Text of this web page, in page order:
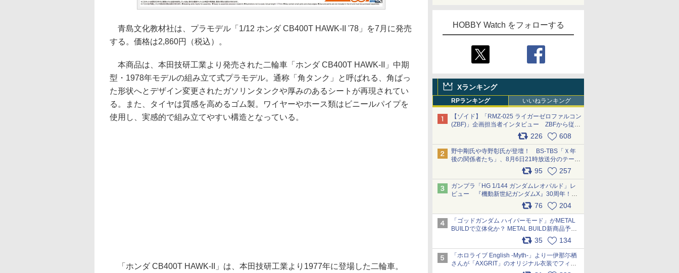
HOBBY Watch をフォローする
Xランキング
RPランキング いいねランキング
【ゾイド】「RMZ-025 ライガーゼロファルコン
(ZBF)」企画担当者インタビュー ZBFから従来
デザインまで再現可能なボリューム満点のキッ
ト pic.x.com/6zOqQAQKkX
226 608
野中剛氏や寺野彰氏が登壇！ BS-TBS「Ｘ年
後の関係者たち」、8月6日21時放送分のテーマ
は「超合金」！ pic.x.com/uWyt1uyuFm
95 257
ガンプラ「HG 1/144 ガンダムレオパルド」レ
ビュー 『機動新世紀ガンダムX』30周年！イ
ンナーアームガトリングの変形機構まで再現し
最新フォーマットでキット化！
pic.x.com/nszPIDTpbg
76 204
「ゴッドガンダム ハイパーモード」がMETAL
BUILDで立体化か？ METAL BUILD新商品予告
が公開 pic.x.com/HIcLLIM3ar35 134
「ホロライブ English -Myth-」より一伊那尓栖
さんが「AXGRIT」のオリジナル衣装でフィギ
ュア化 pic.x.com/YMGhdIAzNa
青島文化教材社は、プラモデル「1/12 ホンダ CB400T HAWK-II '78」を7月に発売
する。価格は2,860円（税込）。
本商品は、本田技研工業より発売された二輪車「ホンダ CB400T HAWK-II」中期
型・1978年モデルの組み立て式プラモデル。通称「角タンク」と呼ばれる、角ばっ
た形状へとデザイン変更されたガソリンタンクや厚みのあるシートが再現されてい
る。また、タイヤは質感を高めるゴム製。ワイヤーやホース類はビニールパイプを
使用し、実感的で組み立てやすい構造となっている。
「ホンダ CB400T HAWK-II」は、本田技研工業より1977年に登場した二輪車。